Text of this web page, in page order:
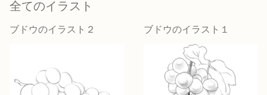
全てのイラスト
ブドウのイラスト２ ブドウのイラスト１